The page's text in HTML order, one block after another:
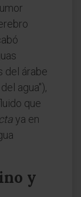
del árabe
agua"),
que
ya en
y